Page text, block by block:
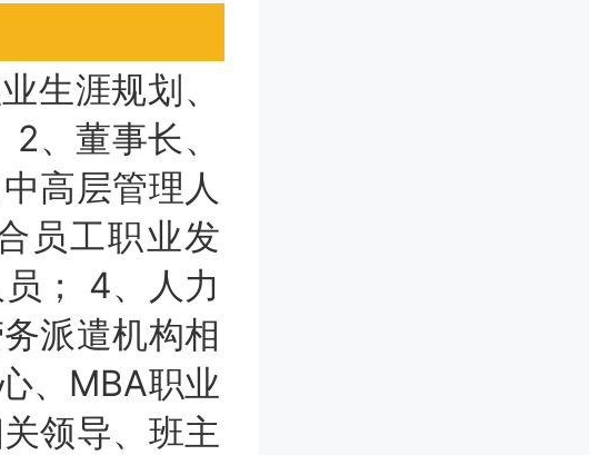
生涯规划、
、董事长、
高层管理人
员工职业发
； 4、人力
派遣机构相
、MBA职业
领导、班主